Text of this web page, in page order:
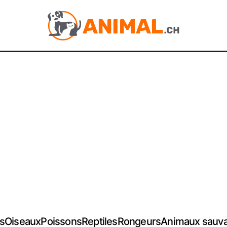
OiseauxPoissonsReptilesRongeursAnimaux